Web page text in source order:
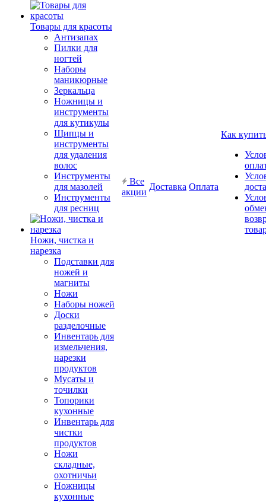
Товары для красоты
Антизапах
Пилки для
ногтей
Наборы
маникюрные
Зеркальца
Ножницы и
инструменты
для кутикулы
Щипцы и
инструменты
для удаления
волос
Инструменты
для мазолей
Инструменты
для ресниц
Ножи, чистка и
нарезка
Подставки для
ножей и
магниты
Ножи
Наборы ножей
Доски
разделочные
Инвентарь для
измельчения,
нарезки
продуктов
Мусаты и
точилки
Топорики
кухонные
Инвентарь для
чистки
продуктов
Ножи
складные,
охотничьи
Ножницы
кухонные
Все
акции
Доставка Оплата
Как